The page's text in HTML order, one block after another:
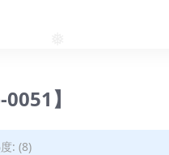
】
: (8)